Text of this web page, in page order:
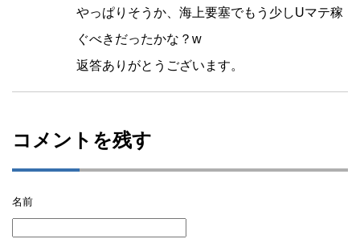
やっぱりそうか、海上要塞でもう少しUマテ稼
ぐべきだったかな？w
返答ありがとうございます。
コメントを残す
名前